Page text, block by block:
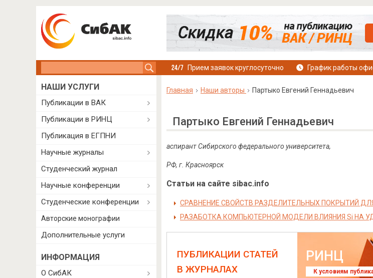
Прием заявок круглосуточно График работы
Главная Наши авторы Партыко Евгений Геннадьевич
Партыко Евгений Геннадьевич
аспирант Сибирского федерального университета,
РФ, г. Красноярск
Статьи на сайте sibac.info
СРАВНЕНИЕ СВОЙСТВ РАЗДЕЛИТЕЛЬНЫХ ПОКРЫТИЙ
РАЗАБОТКА КОМПЬЮТЕРНОЙ МОДЕЛИ ВЛИЯНИЯ Si НА
ПУБЛИКАЦИИ СТАТЕЙ
В ЖУРНАЛАХ
РИНЦ
К условиям
НАШИ УСЛУГИ
Публикации в ВАК
Публикации в РИНЦ
Публикация в ЕГПНИ
Научные журналы
Студенческий журнал
Научные конференции
Студенческие конференции
Авторские монографии
Дополнительные услуги
ИНФОРМАЦИЯ
О СибАК